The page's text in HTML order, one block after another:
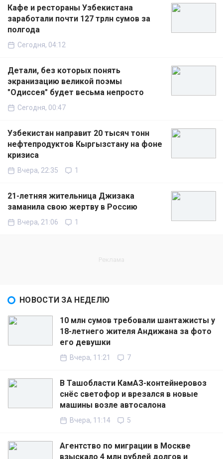
Кафе и рестораны Узбекистана
заработали почти 127 трлн сумов за
полгода
Сегодня, 04:12
Детали, без которых понять
экранизацию великой поэмы
"Одиссея" будет весьма непросто
Сегодня, 00:47
Узбекистан направит 20 тысяч тонн
нефтепродуктов Кыргызстану на фоне
кризиса
Вчера, 22:35 1
21-летняя жительница Джизака
заманила свою жертву в Россию
Вчера, 21:06 1
НОВОСТИ ЗА НЕДЕЛЮ
10 млн сумов требовали шантажисты у
18-летнего жителя Андижана за фото
его девушки
Вчера, 11:21 7
В Ташобласти КамАЗ-контейнеровоз
снёс светофор и врезался в новые
машины возле автосалона
Вчера, 11:14 5
Агентство по миграции в Москве
взыскало 4 млн рублей долгов и